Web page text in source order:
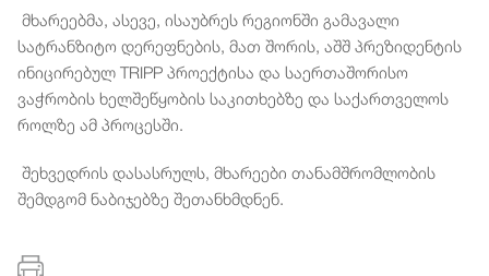
მხარეებმა, ასევე, ისაუბრეს რეგიონში გამავალი
სატრანზიტო დერეფნების, მათ შორის, აშშ პრეზიდენტის
ინიცირებულ TRIPP პროექტისა და საერთაშორისო
ვაჭრობის ხელშეწყობის საკითხებზე და საქართველოს
როლზე ამ პროცესში.
შეხვედრის დასასრულს, მხარეები თანამშრომლობის
შემდგომ ნაბიჯებზე შეთანხმდნენ.